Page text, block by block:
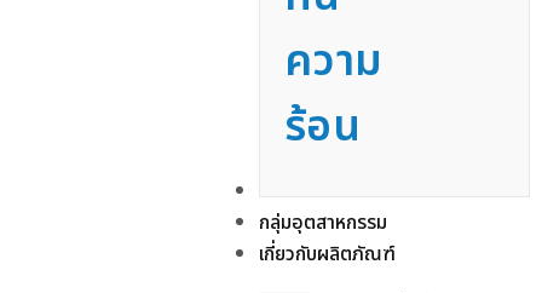
ความ
ร้อน
กลุ่มอุตสาหกรรม
เกี่ยวกับผลิตภัณฑ์